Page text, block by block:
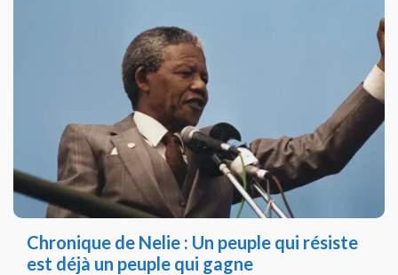
Chronique de Nelie : Un peuple qui résiste
est déjà un peuple qui gagne